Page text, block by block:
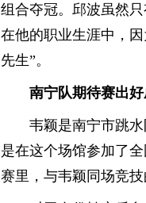
组合夺冠。邱波虽然
在他的职业生涯中，
先生”。
南宁队期待赛出
韦颖是南宁市跳
是在这个场馆参加了
赛里，与韦颖同场竞